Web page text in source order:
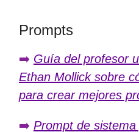
Prompts
➡️ Guía del profesor
Ethan Mollick sobre
para crear mejores
➡️ Prompt de